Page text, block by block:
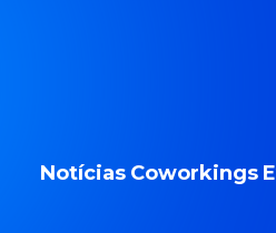
Notícias Coworkings